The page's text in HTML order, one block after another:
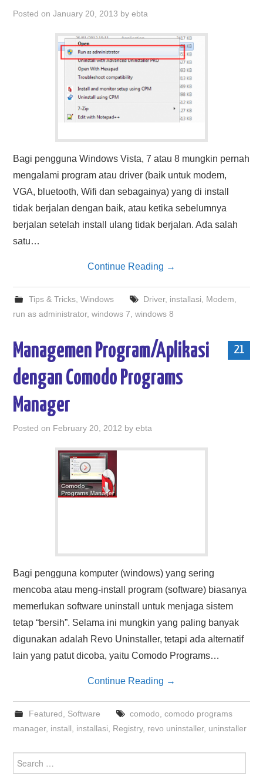
HASIL PENCARIAN
Posted onJanuary 20, 2013 byebta
Bagi pengguna Windows Vista, 7 atau 8 mungkin pernah
mengalami program atau driver (baik untuk modem,
VGA, bluetooth, Wifi dan sebagainya) yang di install
tidak berjalan dengan baik, atau ketika sebelumnya
berjalan setelah install ulang tidak berjalan. Ada salah
satu…
Continue Reading →
Tips & Tricks, Windows Driver, installasi Modem
run as administrator,windows 7 ,windows 8
21
Managemen Program/Aplikasi
dengan Comodo Programs
Manager
Posted on February 20, 2012 byebta
Bagi pengguna komputer (windows) yang sering
mencoba atau meng-install program (software) biasanya
memerlukan software uninstall untuk menjaga sistem
tetap “bersih”. Selama ini mungkin yang paling banyak
digunakan adalah Revo Uninstaller, tetapi ada alternatif
lain yang patut dicoba, yaitu Comodo Programs…
Continue Reading →
Featured Software comodo comodo programs
manager, install installasi Registry, revo uninstaller, uninstaller
for: